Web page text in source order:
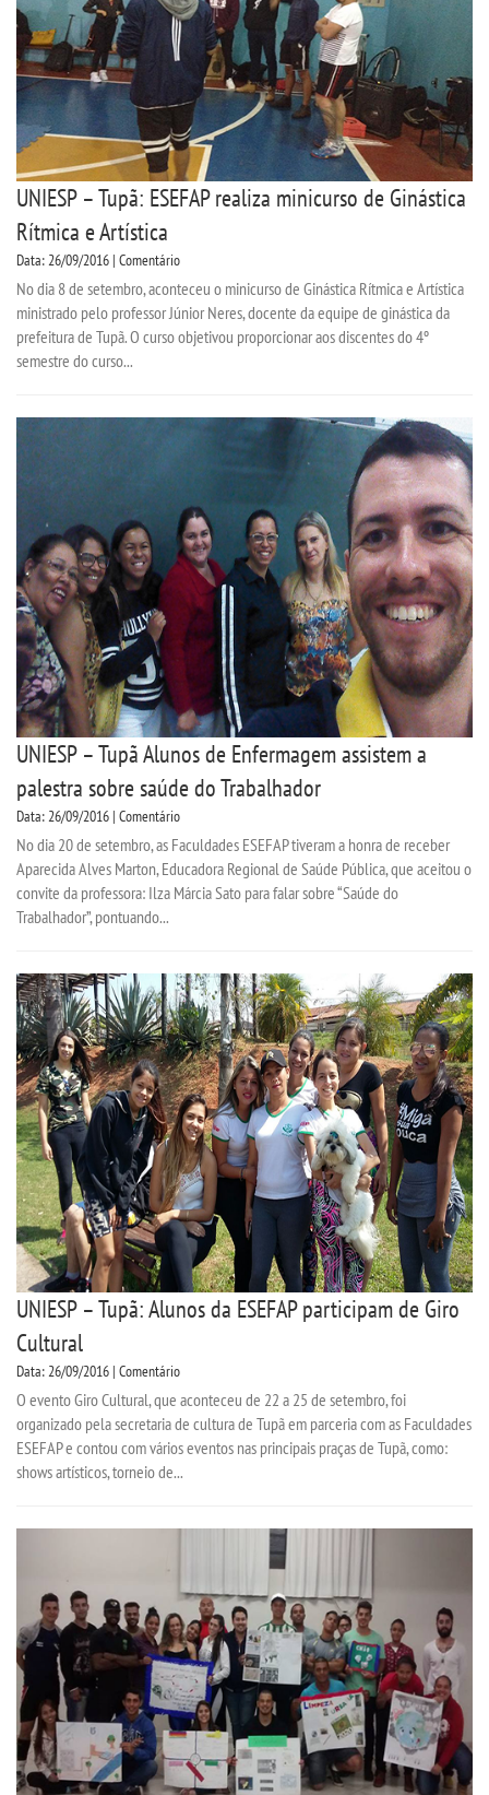
EDITAL
PUBLICAÇÕES
DESTAQUES
UNIESP NEWS
BLOG CONEXÃO UNIESP
LOGIN
PORTAL DE ALUNOS
PORTAL DE PROFESSORES/ACADÊMICO
UNIESP
CONTATO
IMPRENSA
TRABALHE CONOSCO
OUVIDORIA
UNIESP – Tupã: ESEFAP realiza minicurso de Ginástica
Rítmica e Artística
Data: 26/09/2016 | Comentário
No dia 8 de setembro, aconteceu o minicurso de Ginástica Rítmica e Artística
ministrado pelo professor Júnior Neres, docente da equipe de ginástica da
prefeitura de Tupã. O curso objetivou proporcionar aos discentes do 4º
semestre do curso...
UNIESP – Tupã Alunos de Enfermagem assistem a
palestra sobre saúde do Trabalhador
Data: 26/09/2016 | Comentário
No dia 20 de setembro, as Faculdades ESEFAP tiveram a honra de receber
Aparecida Alves Marton, Educadora Regional de Saúde Pública, que aceitou o
convite da professora: Ilza Márcia Sato para falar sobre “Saúde do
Trabalhador”, pontuando...
UNIESP – Tupã: Alunos da ESEFAP participam de Giro
Cultural
Data: 26/09/2016 | Comentário
O evento Giro Cultural, que aconteceu de 22 a 25 de setembro, foi
organizado pela secretaria de cultura de Tupã em parceria com as Faculdades
ESEFAP e contou com vários eventos nas principais praças de Tupã, como:
shows artísticos, torneio de...